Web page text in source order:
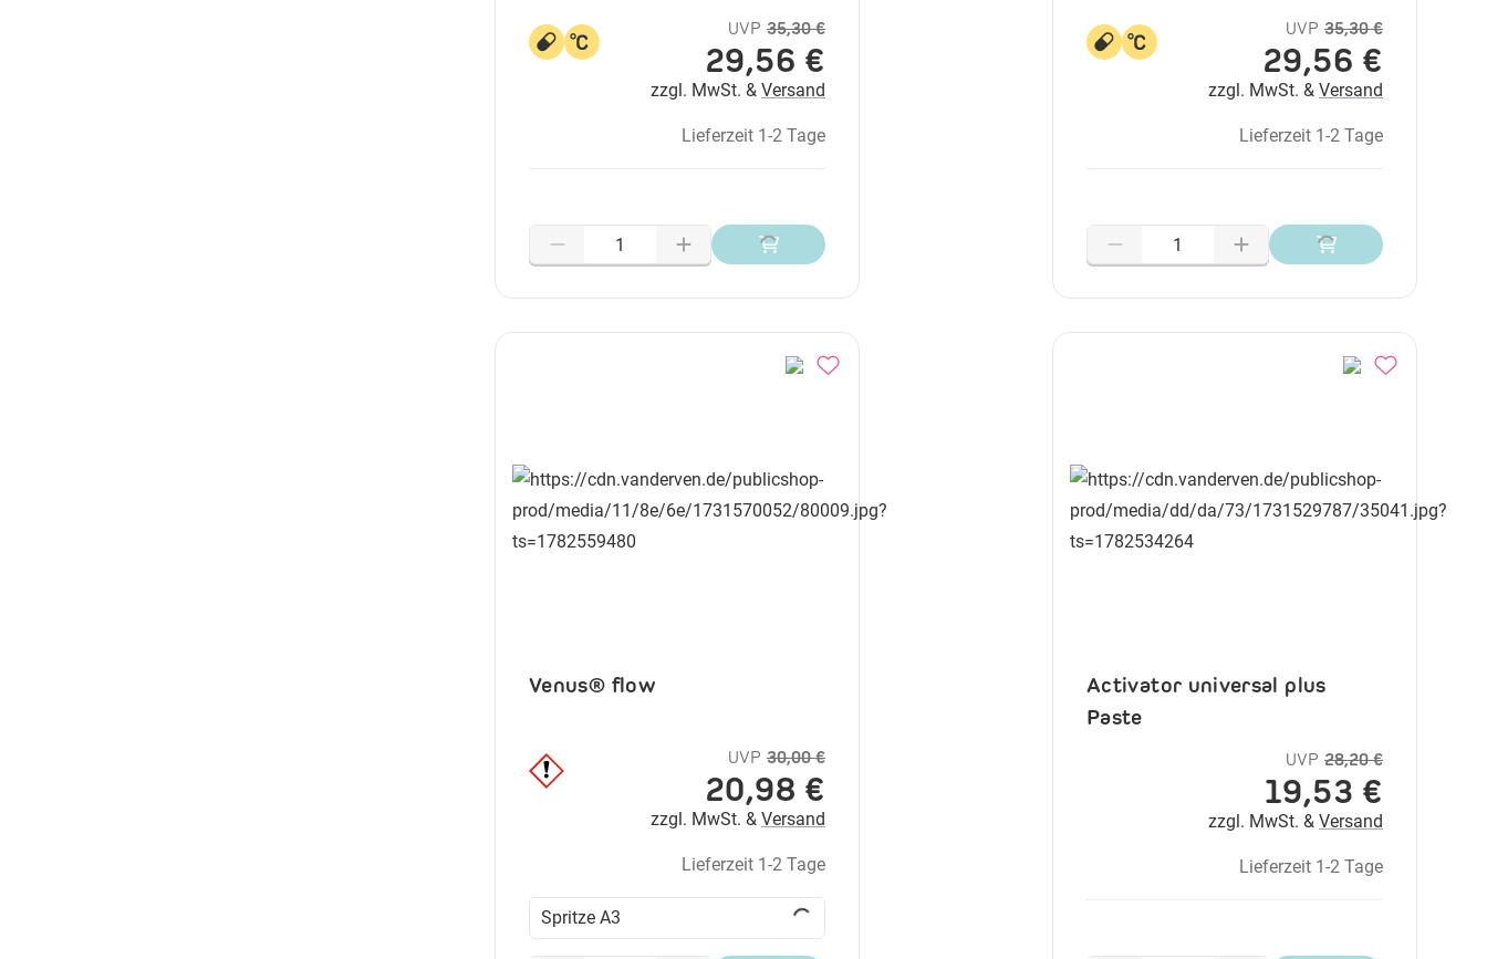
UVP 35,30 €
29,56 €
zzgl. MwSt. & Versand
Lieferzeit 1-2 Tage
UVP 35,30 €
29,56 €
zzgl. MwSt. & Versand
Lieferzeit 1-2 Tage
Venus® flow
UVP 30,00 €
20,98 €
zzgl. MwSt. & Versand
Lieferzeit 1-2 Tage
Spritze A3
Activator universal plus
Paste
UVP 28,20 €
19,53 €
zzgl. MwSt. & Versand
Lieferzeit 1-2 Tage